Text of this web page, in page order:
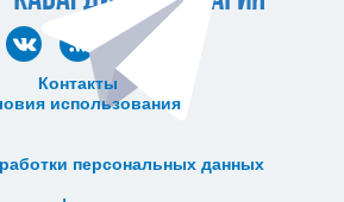
Контакты
использования
персональных данных